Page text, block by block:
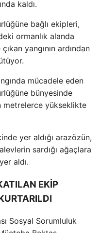
kaldı.
ğüne bağlı ekipleri,
ormanlık alanda
çıkan yangının ardından
mücadele eden
ğüne bünyesinde
metrelerce yükseklikte
yer aldığı arazözün,
alevlerin sardığı ağaçlara
aldı.
EKİP
ı Sosyal Sorumluluk